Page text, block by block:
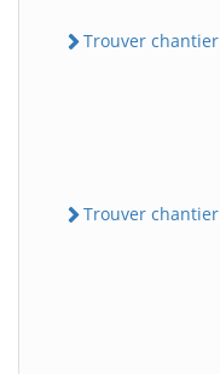
Trouver chantier
Trouver chantier